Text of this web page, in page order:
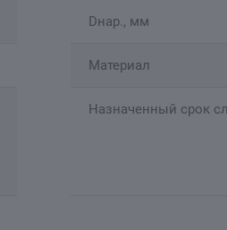
Dнар., мм
Материал
Назначенный срок